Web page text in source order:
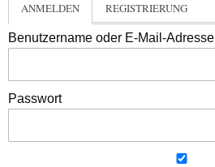
ANMELDEN REGISTRIERUNG
Benutzername oder E-Mail-Adresse
Passwort